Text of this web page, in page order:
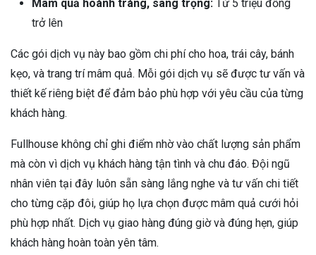
Mâm quả hoành tráng, sang trọng: Từ 5 triệu đồng
trở lên
Các gói dịch vụ này bao gồm chi phí cho hoa, trái cây, bánh
kẹo, và trang trí mâm quả. Mỗi gói dịch vụ sẽ được tư vấn và
thiết kế riêng biệt để đảm bảo phù hợp với yêu cầu của từng
khách hàng.
Fullhouse không chỉ ghi điểm nhờ vào chất lượng sản phẩm
mà còn vì dịch vụ khách hàng tận tình và chu đáo. Đội ngũ
nhân viên tại đây luôn sẵn sàng lắng nghe và tư vấn chi tiết
cho từng cặp đôi, giúp họ lựa chọn được mâm quả cưới hỏi
phù hợp nhất. Dịch vụ giao hàng đúng giờ và đúng hẹn, giúp
khách hàng hoàn toàn yên tâm.